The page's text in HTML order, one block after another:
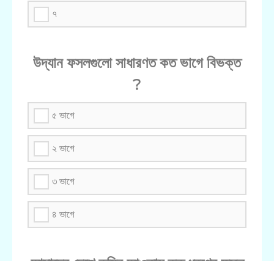
৭
উদ্যান ফসলগুলো সাধারণত কত ভাগে বিভক্ত
?
৫ ভাগে
২ ভাগে
৩ ভাগে
৪ ভাগে